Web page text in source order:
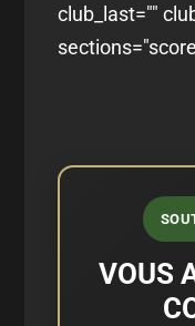
club_last=""
VOUS